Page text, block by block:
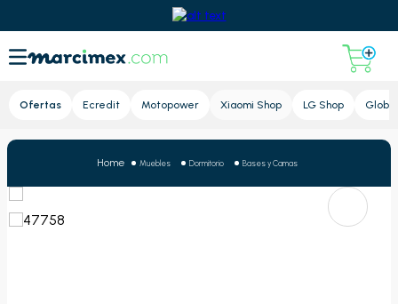
Ofertas Ecredit Motopower Xiaomi Shop LG Shop Global
Muebles Dormitorio Bases y Camas